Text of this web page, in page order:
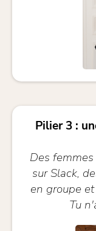
Pilier 3 :
Des
sur Slack,
en groupe
Tu